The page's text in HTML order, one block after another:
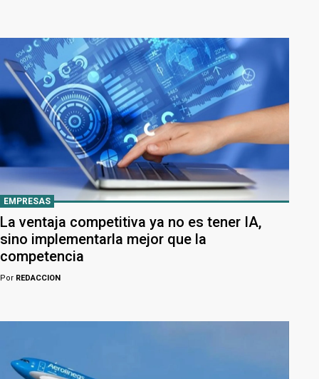
EMPRESAS
La ventaja competitiva ya no es tener IA,
sino implementarla mejor que la
competencia
Por REDACCION